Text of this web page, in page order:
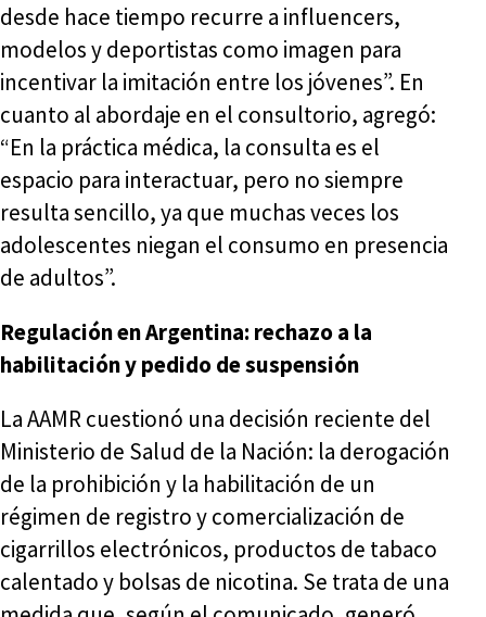
desde hace tiempo recurre a influencers,
modelos y deportistas como imagen para
incentivar la imitación entre los jóvenes”. En
cuanto al abordaje en el consultorio, agregó:
“En la práctica médica, la consulta es el
espacio para interactuar, pero no siempre
resulta sencillo, ya que muchas veces los
adolescentes niegan el consumo en presencia
de adultos”.
Regulación en Argentina: rechazo a la
habilitación y pedido de suspensión
La AAMR cuestionó una decisión reciente del
Ministerio de Salud de la Nación: la derogación
de la prohibición y la habilitación de un
régimen de registro y comercialización de
cigarrillos electrónicos, productos de tabaco
calentado y bolsas de nicotina. Se trata de una